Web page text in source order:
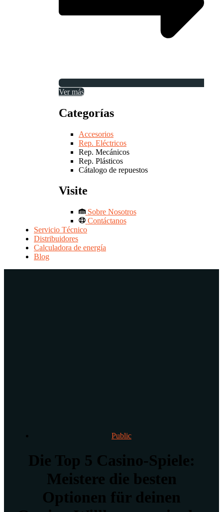
Ver más
Categorías
Accesorios
Rep. Eléctricos
Rep. Mecánicos
Rep. Plásticos
Cátalogo de repuestos
Visite
Sobre Nosotros
Contáctanos
Servicio Técnico
Distribuidores
Calculadora de energía
Blog
Public
Die Top 5 Casino-Spiele:
Meistere die besten
Optionen für deinen